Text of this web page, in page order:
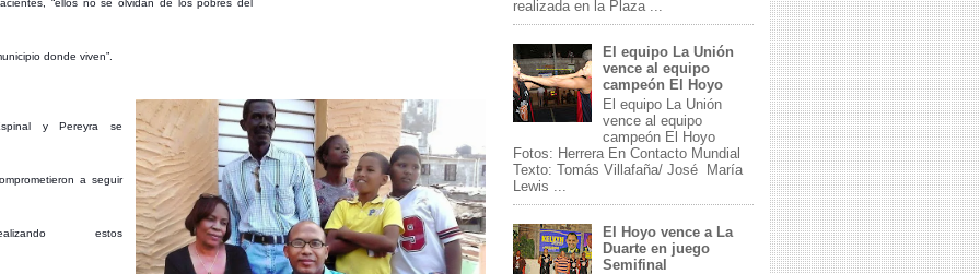
“ellos no se olvidan de los pobres del
donde viven”.
y Pereyra se
a seguir
estos
realizada en la Plaza ...
El equipo La Unión
vence al equipo
campeón El Hoyo
El equipo La Unión
vence al equipo
campeón El Hoyo
Fotos: Herrera En Contacto Mundial
Texto: Tomás Villafaña/ José María
Lewis ...
El Hoyo vence a La
Duarte en juego
Semifinal